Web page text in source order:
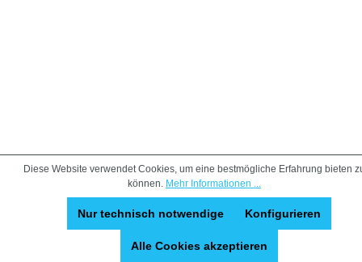
Diese Website verwendet Cookies, um eine bestmögliche Erfahrung bieten
können. Mehr Informationen ...
Nur technisch notwendige Konfigurieren
Alle Cookies akzeptieren